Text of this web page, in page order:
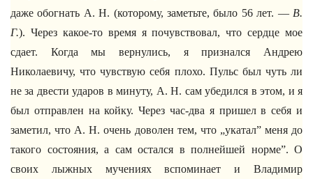
даже обогнать А. Н. (которому, заметьте, было 56 лет. — В.
Г.). Через какое-то время я почувствовал, что сердце мое
сдает. Когда мы вернулись, я признался Андрею
Николаевичу, что чувствую себя плохо. Пульс был чуть ли
не за двести ударов в минуту, А. Н. сам убедился в этом, и я
был отправлен на койку. Через час-два я пришел в себя и
заметил, что А. Н. очень доволен тем, что „укатал” меня до
такого состояния, а сам остался в полнейшей норме”. О
своих лыжных мучениях вспоминает и Владимир